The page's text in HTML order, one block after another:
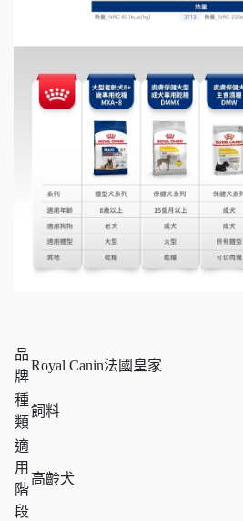
品
牌
Royal Canin法國皇家
種
類
飼料
適
用
階
段
高齡犬